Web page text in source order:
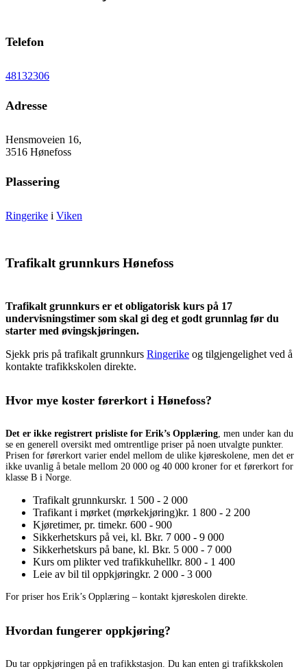
Telefon
48132306
Adresse
Hensmoveien 16,
3516 Hønefoss
Plassering
Ringerike i Viken
Trafikalt grunnkurs Hønefoss
Trafikalt grunnkurs er et obligatorisk kurs på 17
undervisningstimer som skal gi deg et godt grunnlag før du
starter med øvingskjøringen.
Sjekk pris på trafikalt grunnkurs Ringerike og tilgjengelighet ved å
kontakte trafikkskolen direkte.
Hvor mye koster førerkort i Hønefoss?
Det er ikke registrert prisliste for Erik’s Opplæring, men under kan du
se en generell oversikt med omtrentlige priser på noen utvalgte punkter.
Prisen for førerkort varier endel mellom de ulike kjøreskolene, men det er
ikke uvanlig å betale mellom 20 000 og 40 000 kroner for et førerkort for
klasse B i Norge.
Trafikalt grunnkurskr. 1 500 - 2 000
Trafikant i mørket (mørkekjøring)kr. 1 800 - 2 200
Kjøretimer, pr. timekr. 600 - 900
Sikkerhetskurs på vei, kl. Bkr. 7 000 - 9 000
Sikkerhetskurs på bane, kl. Bkr. 5 000 - 7 000
Kurs om plikter ved trafikkuhellkr. 800 - 1 400
Leie av bil til oppkjøringkr. 2 000 - 3 000
For priser hos Erik’s Opplæring – kontakt kjøreskolen direkte.
Hvordan fungerer oppkjøring?
Du tar oppkjøringen på en trafikkstasjon. Du kan enten gi trafikkskolen